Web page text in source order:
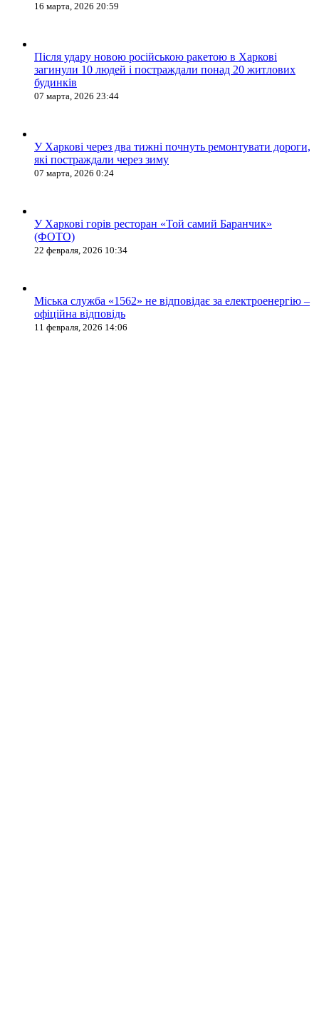
16 марта, 2026 20:59
Після удару новою російською ракетою в Харкові
загинули 10 людей і постраждали понад 20 житлових
будинків
07 марта, 2026 23:44
У Харкові через два тижні почнуть ремонтувати дороги,
які постраждали через зиму
07 марта, 2026 0:24
У Харкові горів ресторан «Той самий Баранчик»
(ФОТО)
22 февраля, 2026 10:34
Міська служба «1562» не відповідає за електроенергію –
офіційна відповідь
11 февраля, 2026 14:06